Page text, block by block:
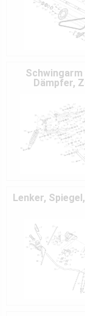
Schwingarm
Dämpfer,
Lenker,